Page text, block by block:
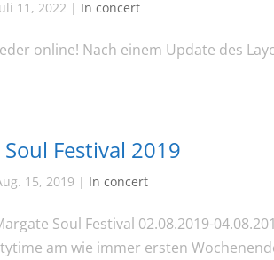
11, 2022 | In concert
online! Nach einem Update des
Festival 2019
15, 2019 | In concert
Soul Festival 02.08.2019-
am wie immer ersten